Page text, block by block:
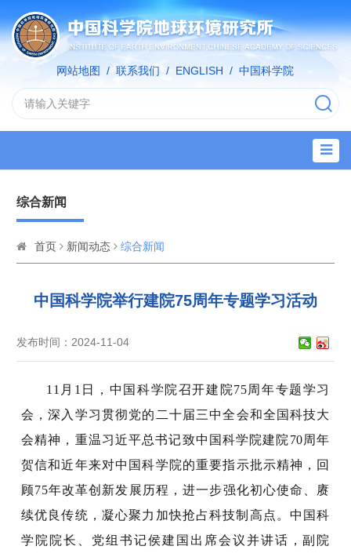
网站地图 / 联系我们 / ENGLISH / 中国科学院
综合新闻
首页 新闻动态 综合新闻
中国科学院举行建院75周年专题学习活动
发布时间：2024-11-04
11 月 1 日，中国科学院召开建院75周年专题学习
会，深入学习贯彻党的二十届三中全会和全国科技大
会精神，重温习近平总书记致中国科学院建院 70周年
贺信和近年来对中国科学院的重要指示批示精神，回
顾75年改革创新发展历程，进一步强化初心使命、赓
续优良传统，凝心聚力加快抢占科技制高点。中国科
学院院长、党组书记侯建国出席会议并讲话，副院